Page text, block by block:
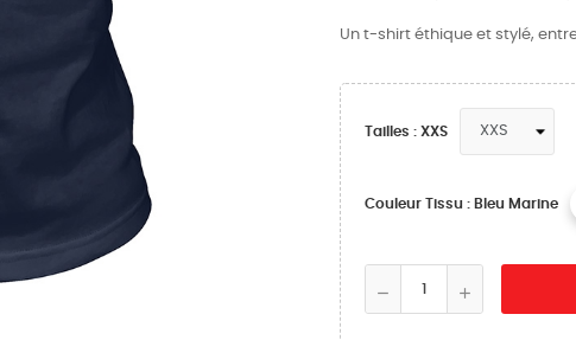
Un t-shirt éthique et stylé,
Tailles : XXS
Couleur Tissu : Bleu Marine